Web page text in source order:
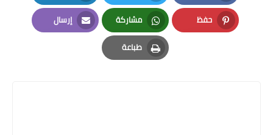
Facebook
Twitter
LinkedIn
حفظ
Pinterest
مشاركة
Whatsapp
إرسال
Email
طباعة
Print